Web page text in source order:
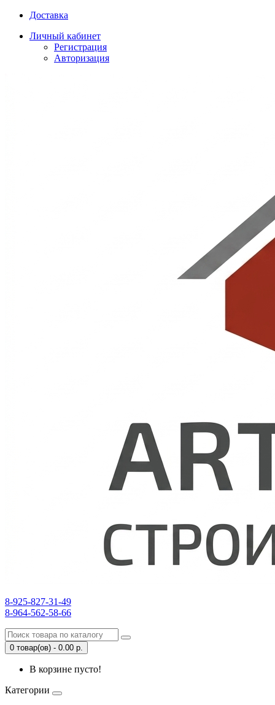
Доставка
Личный кабинет
Регистрация
Авторизация
8-925-827-31-49
8-964-562-58-66
0 товар(ов) - 0.00 р.
В корзине пусто!
Категории